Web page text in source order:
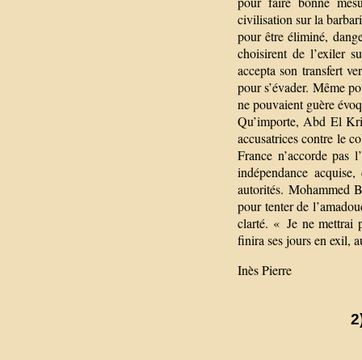
civilisation sur la
pour être éliminé,
choisirent de l’exiler
accepta son transfert
pour s’évader. Même
ne pouvaient guère
Qu’importe, Abd El
accusatrices contre le
France n’accorde
indépendance
autorités. Mohammed
pour tenter de
clarté. « Je ne mettrai
finira ses jours en exil,
Inès Pierre